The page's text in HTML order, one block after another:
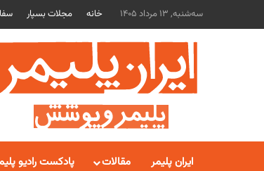
سه‌شنبه, 13 مرداد 1405 خانه مجلات بسپار
ایران پلیمر مقالات پادکست رادیو